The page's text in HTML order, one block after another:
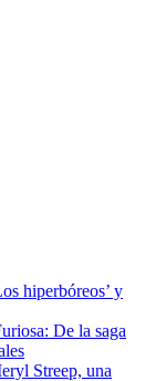
hiperbóreos’ y
De la saga
Streep, una